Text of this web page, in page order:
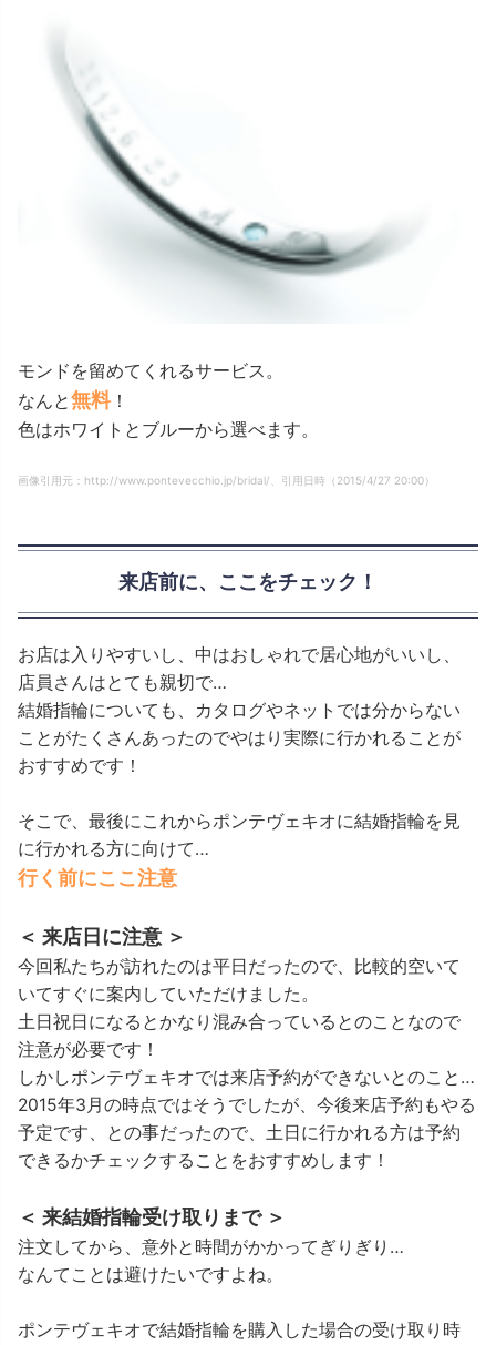
モンドを留めてくれるサービス。
なんと無料！
色はホワイトとブルーから選べます。
画像引用元：http://www.pontevecchio.jp/bridal/、引用日時（2015/4/27 20:00）
来店前に、ここをチェック！
お店は入りやすいし、中はおしゃれで居心地がいいし、
店員さんはとても親切で…
結婚指輪についても、カタログやネットでは分からない
ことがたくさんあったのでやはり実際に行かれることが
おすすめです！
そこで、最後にこれからポンテヴェキオに結婚指輪を見
に行かれる方に向けて…
行く前にここ注意
＜ 来店日に注意 ＞
今回私たちが訪れたのは平日だったので、比較的空いて
いてすぐに案内していただけました。
土日祝日になるとかなり混み合っているとのことなので
注意が必要です！
しかしポンテヴェキオでは来店予約ができないとのこと…
2015年3月の時点ではそうでしたが、今後来店予約もやる
予定です、との事だったので、土日に行かれる方は予約
できるかチェックすることをおすすめします！
＜ 来結婚指輪受け取りまで ＞
注文してから、意外と時間がかかってぎりぎり…
なんてことは避けたいですよね。
ポンテヴェキオで結婚指輪を購入した場合の受け取り時